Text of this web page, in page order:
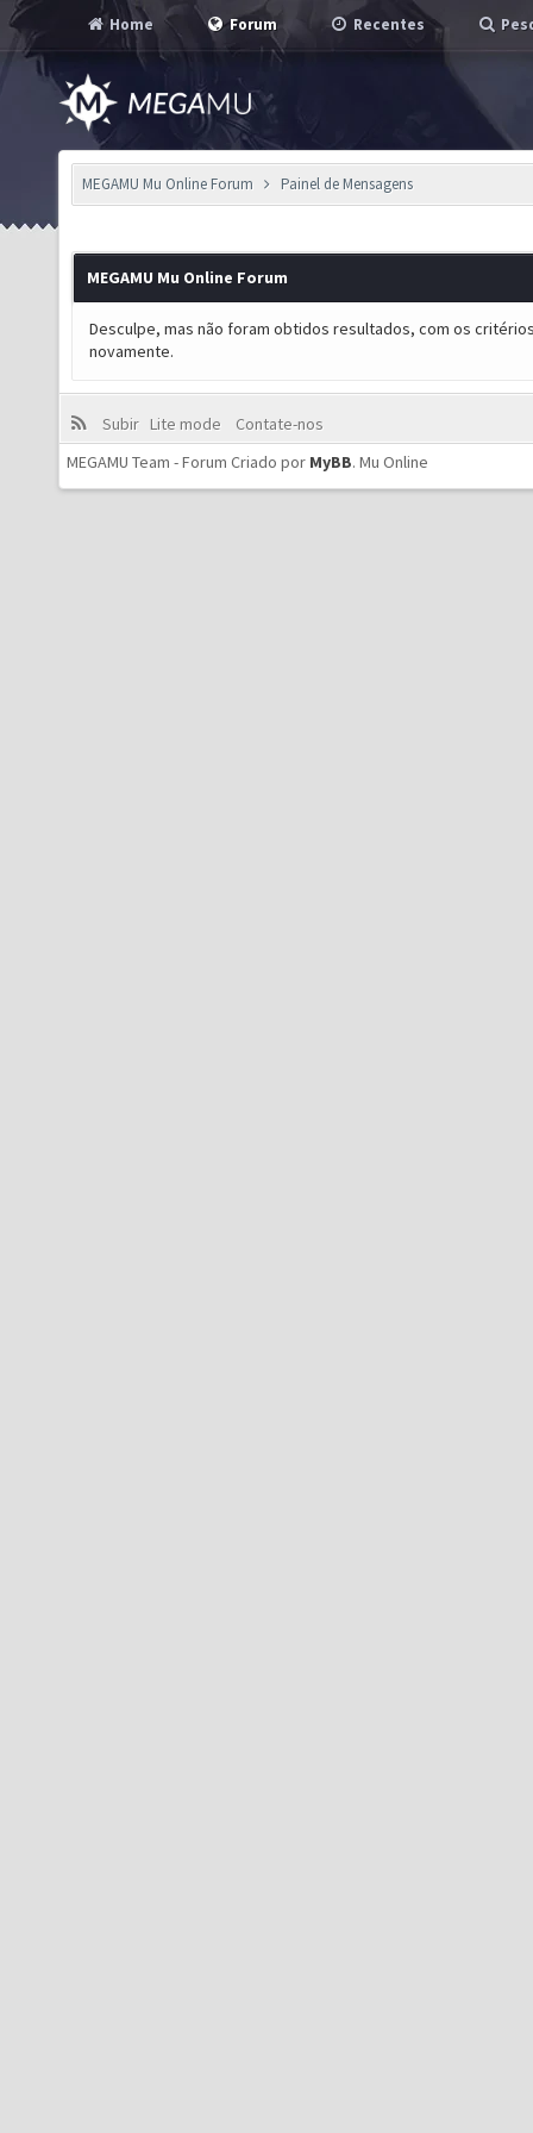
Home Forum Recentes
MEGAMU Mu Online Forum Painel de Mensagens
MEGAMU Mu Online Forum
Desculpe, mas não foram obtidos resultados, com os
novamente.
Subir Lite mode
Contate-nos
MEGAMU Team - Forum Criado por MyBB. Mu Online